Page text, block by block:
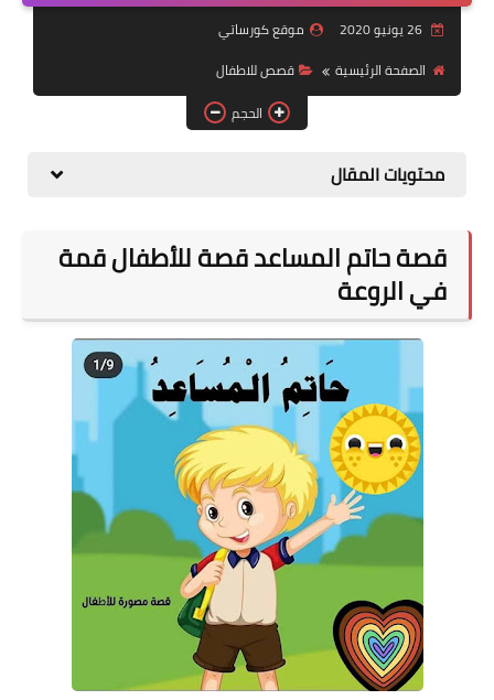
موضوعات
تربويات
تكنولوجيا
صحة
26 يونيو 2020
موقع كورساتي
الصفحة الرئيسية
قصص للاطفال
الحجم
محتويات المقال
قصة حاتم المساعد قصة للأطفال قمة
في الروعة